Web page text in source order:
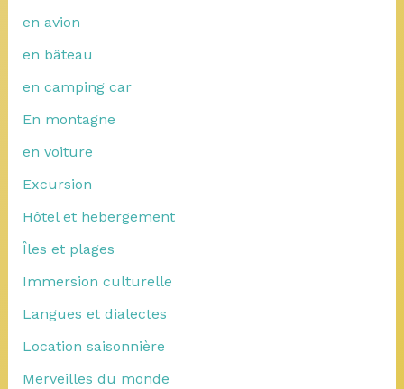
en avion
en bâteau
en camping car
En montagne
en voiture
Excursion
Hôtel et hebergement
Îles et plages
Immersion culturelle
Langues et dialectes
Location saisonnière
Merveilles du monde